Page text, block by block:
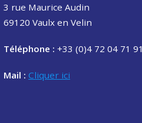
3 rue Maurice Audin
69120 Vaulx en Velin
Téléphone : +33 (0)4 72 04 71 91
Mail : Cliquer ici